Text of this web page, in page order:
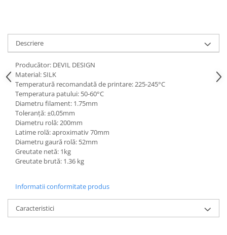
Descriere
Producător: DEVIL DESIGN
Material: SILK
Temperatură recomandată de printare: 225-245°C
Temperatura patului: 50-60°C
Diametru filament: 1.75mm
Toleranță: ±0,05mm
Diametru rolă: 200mm
Latime rolă: aproximativ 70mm
Diametru gaură rolă: 52mm
Greutate netă: 1kg
Greutate brută: 1.36 kg
Informatii conformitate produs
Caracteristici